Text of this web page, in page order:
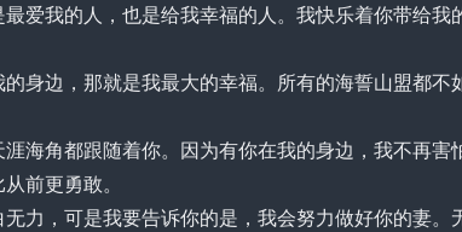
我的人，也是给我幸福的人。我快乐着你带给我
边，那就是我最大的幸福。所有的海誓山盟都不
角都跟随着你。因为有你在我的身边，我不再害
前更勇敢。
，可是我要告诉你的是，我会努力做好你的妻。